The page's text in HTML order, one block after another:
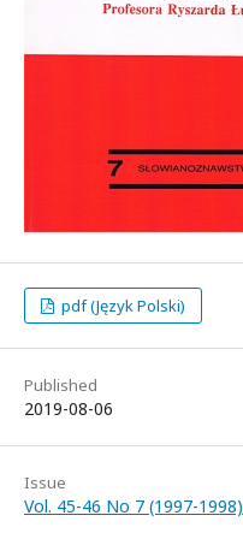
pdf (Język Polski)
Published
2019-08-06
Issue
Vol. 45-46 No 7 (1997-1998)